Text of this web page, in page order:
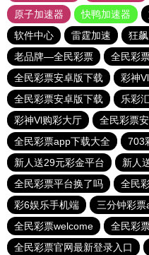
原子加速器
快鸭加速器
软件中心
雷霆加速 狂
老品牌—全民彩票
全民彩
全民彩票安卓版下载
彩神
全民彩票安卓版下载
乐彩
彩神Vl购彩大厅
全民彩票
全民彩票app下载大全
703
新人送29元彩金平台
新人
全民彩票平台换了吗
全民
彩6娱乐手机端
三分钟彩票
全民彩票welcome
全民彩
全民彩票官网最新登录入口